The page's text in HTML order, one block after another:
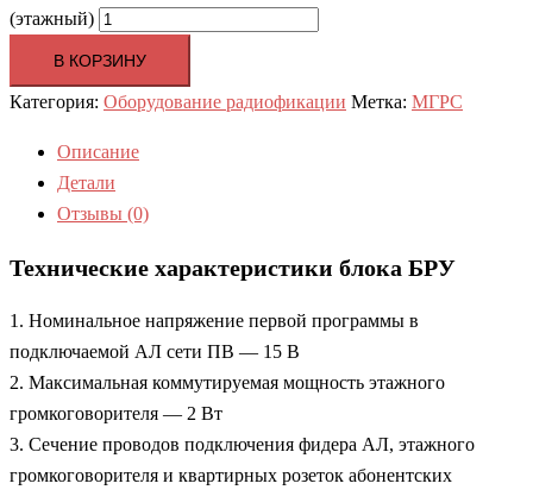
(этажный)
В КОРЗИНУ
Категория: Оборудование радиофикации Метка: МГРС
Описание
Детали
Отзывы (0)
Технические характеристики блока БРУ
1. Номинальное напряжение первой программы в
подключаемой АЛ сети ПВ — 15 В
2. Максимальная коммутируемая мощность этажного
громкоговорителя — 2 Вт
3. Сечение проводов подключения фидера АЛ, этажного
громкоговорителя и квартирных розеток абонентских